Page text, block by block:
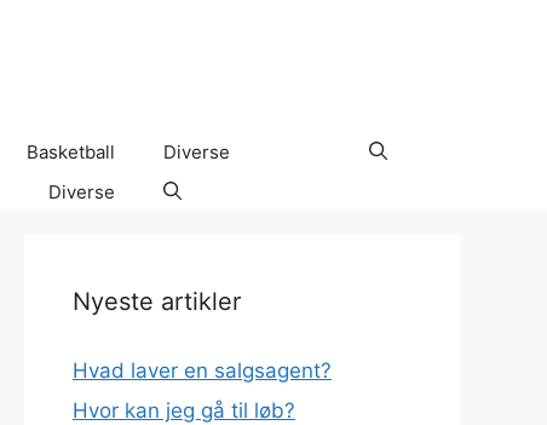
Basketball
Diverse
Diverse
Nyeste artikler
Hvad laver en salgsagent?
Hvor kan jeg gå til løb?